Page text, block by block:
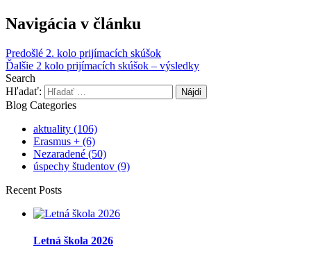
Navigácia v článku
Predošlé 2. kolo prijímacích skúšok
Ďalšie 2 kolo prijímacích skúšok – výsledky
Search
Hľadať:
Blog Categories
aktuality (106)
Erasmus + (6)
Nezaradené (50)
úspechy študentov (9)
Recent Posts
Letná škola 2026